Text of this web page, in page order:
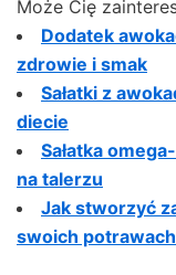
Może Cię
Dodatek
zdrowie i smak
Sałatki z
diecie
Sałatka
na talerzu
Jak stworzyć
swoich